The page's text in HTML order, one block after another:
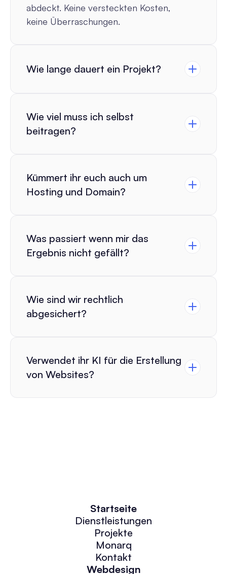
abdeckt. Keine versteckten Kosten,
keine Überraschungen.
Wie lange dauert ein Projekt?
Wie viel muss ich selbst
beitragen?
Kümmert ihr euch auch um
Hosting und Domain?
Was passiert wenn mir das
Ergebnis nicht gefällt?
Wie sind wir rechtlich
abgesichert?
Verwendet ihr KI für die Erstellung
von Websites?
Startseite
Dienstleistungen
Projekte
Monarq
Kontakt
Webdesign